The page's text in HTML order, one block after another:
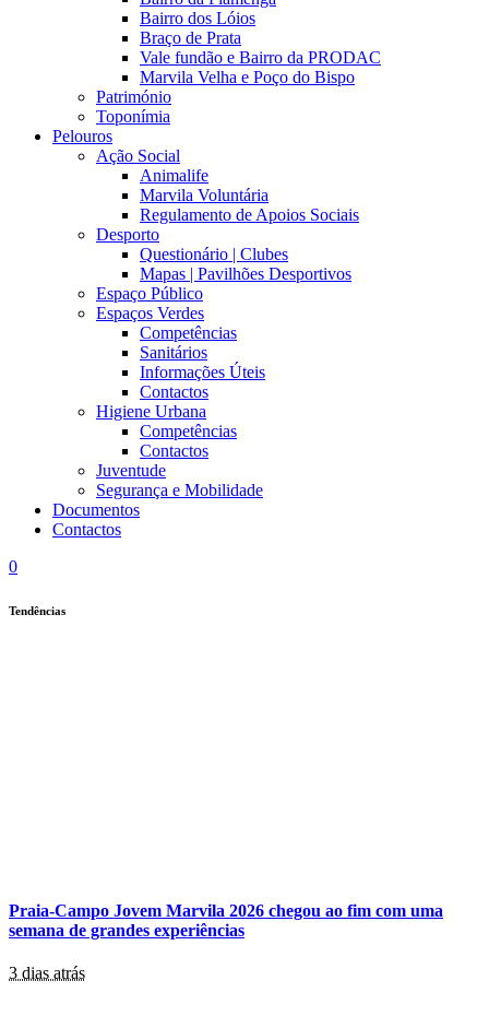
Bairro dos Lóios
Braço de Prata
Vale fundão e Bairro da PRODAC
Marvila Velha e Poço do Bispo
Património
Toponímia
Pelouros
Ação Social
Animalife
Marvila Voluntária
Regulamento de Apoios Sociais
Desporto
Questionário | Clubes
Mapas | Pavilhões Desportivos
Espaço Público
Espaços Verdes
Competências
Sanitários
Informações Úteis
Contactos
Higiene Urbana
Competências
Contactos
Juventude
Segurança e Mobilidade
Documentos
Contactos
0
Tendências
Praia-Campo Jovem Marvila 2026 chegou ao fim com uma
semana de grandes experiências
3 dias atrás